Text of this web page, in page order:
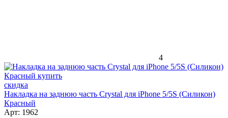
4
скидка
Накладка на заднюю часть Crystal для iPhone 5/5S (Силикон)
Красный
Арт: 1962